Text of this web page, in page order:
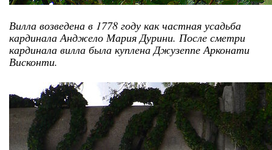
Вилла возведена в 1778 году как частная усадьба
кардинала Анджело Мария Дурини. После сметри
кардинала вилла была куплена Джузеппе Арконати
Висконти.